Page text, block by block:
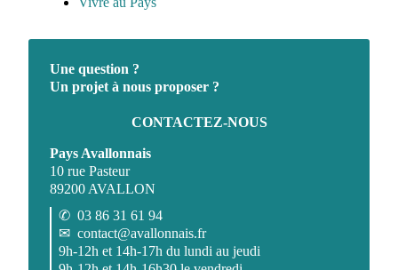
Une question ?
Un projet à nous proposer ?
CONTACTEZ-NOUS
Pays Avallonnais
10 rue Pasteur
89200 AVALLON
✆ 03 86 31 61 94
✉ contact@avallonnais.fr
9h-12h et 14h-17h du lundi au jeudi